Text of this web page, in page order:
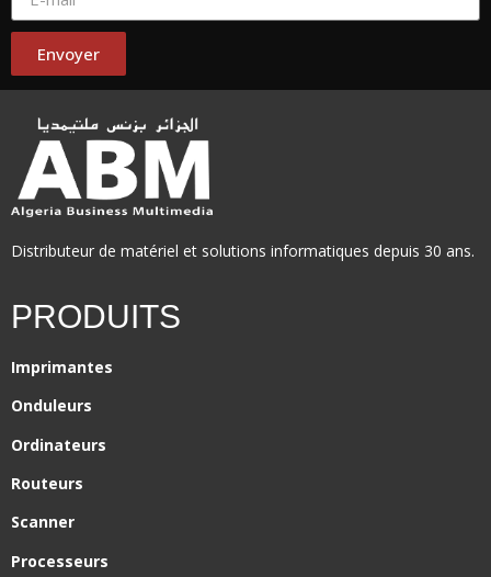
Envoyer
Distributeur de matériel et solutions informatiques depuis 30 ans.
PRODUITS
Imprimantes
Onduleurs
Ordinateurs
Routeurs
Scanner
Processeurs